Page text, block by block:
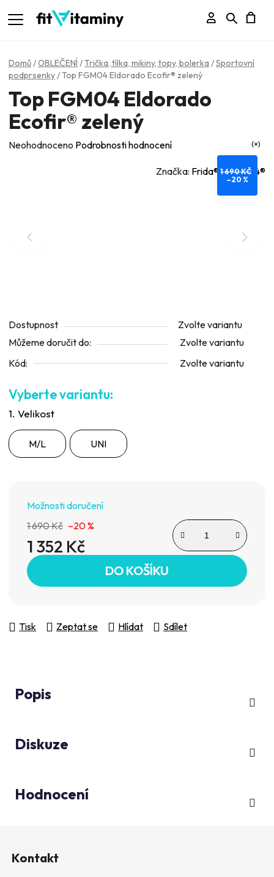
Přihlášení
Hledat
Domů/OBLEČENÍ /Trička, tílka, mikiny, topy, bolerka /Sportovní
podprsenky/Top FGM04 Eldorado Ecofir® zelený
Dostupnost
Zvolte variantu
Můžeme doručit do:
Zvolte variantu
Kód:
Zvolte variantu
1. Velikost
M/L UNI
Možnosti doručení
1 690 Kč –20 %
1 352 Kč
Měrná cena: DO KOŠÍKU
Tisk Zeptat se Hlídat Sdílet
Top FGM04 Eldorado
Ecofir® zelený
Průměrné
Neohodnoceno Podrobnosti hodnocení
Značka: Frida® - FGM04®
1 690 KČ
–20 %
Popis
Diskuze
Hodnocení
Kontakt